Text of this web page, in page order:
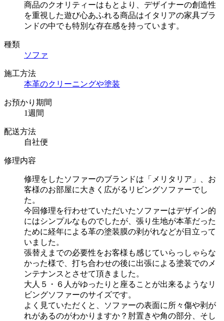
商品のクオリティーはもとより、デザイナーの創造性
を重視した遊び心あふれる商品はイタリアの家具ブラ
ンドの中でも特別な存在感を持っています。
種類
ソファ
施工方法
本革のクリーニングや塗装
お預かり期間
1週間
配送方法
自社便
修理内容
修理をしたソファーのブランドは「メリタリア」、お
客様のお部屋に大きく広がるリビングソファーでし
た。
今回修理を行わせていただいたソファーはデザイン的
にはシンプルなものでしたが、張り生地が本革だった
ために経年による革の塗装膜の剥がれなどが目立って
いました。
張替えまでの必要性をお客様も感じていらっしゃらな
かった様で、打ち合わせの後に出張による塗装でのメ
ンテナンスとさせて頂きました。
大人５・６人がゆったりと座ることが出来るようなリ
ビングソファーのサイズです。
よく見ていただくと、ソファーの表面に所々傷や剥が
れがあるのがわかりますか？肘置きや角の部分、そし